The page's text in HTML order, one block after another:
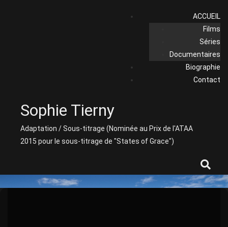
ACCUEIL
Films
Séries
Documentaires
Biographie
Contact
Sophie Tierny
Adaptation / Sous-titrage (Nominée au Prix de l'ATAA
2015 pour le sous-titrage de "States of Grace")